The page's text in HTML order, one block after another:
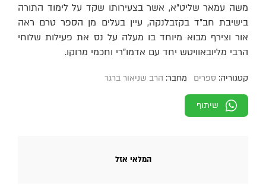
משה עמאר שליט"א, אשר בצעירותו שקד על לימוד התורה
בישיבת חב"ד בקזבלנקה, עיין בעלים מן הספר טרם ראה
אור וצירף מבוא מיוחד בו מעלה על נס את פעילות שלוחי
הרבי מליובאוויטש יחד עם אדמו"רי וחכמי מרוקו.
קטגוריה: ספרים מחבר: הרב שניאור ברגר
שיתוף
המלאי אזל